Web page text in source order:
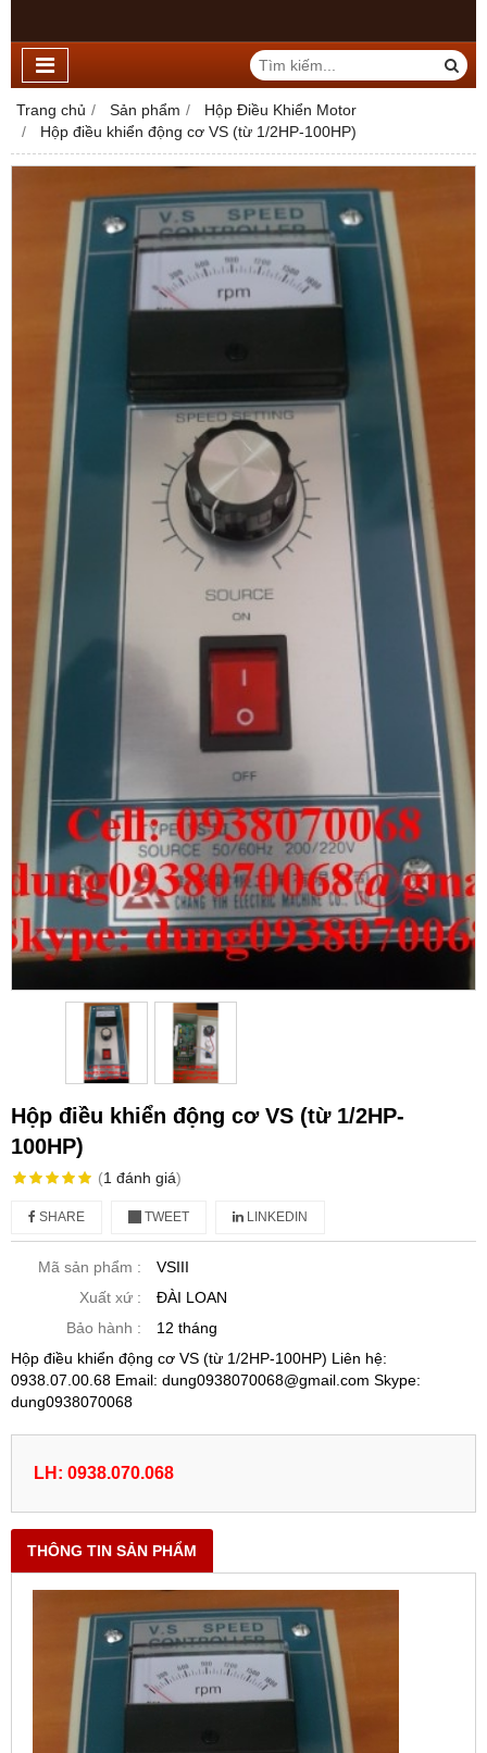
Trang chủ Sản phẩm
Hộp Điều Khiển Motor
Hộp điều khiển động cơ VS (từ 1/2HP-100HP)
Hộp điều khiển động cơ VS (từ 1/2HP-
100HP)
(1 đánh giá)
SHARE TWEET LINKEDIN
Mã sản phẩm :
VSIII
Xuất xứ :
ĐÀI LOAN
Bảo hành :
12 tháng
Hộp điều khiển động cơ VS (từ 1/2HP-100HP) Liên hệ:
0938.07.00.68 Email: dung0938070068@gmail.com Skype:
dung0938070068
LH: 0938.070.068
THÔNG TIN SẢN PHẨM